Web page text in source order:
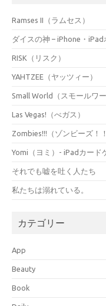
Ramses II（ラムセス）
ダイスの神 – iPhone・
RISK（リスク）
YAHTZEE（ヤッツィー）
Small World（スモールワー
Las Vegas!（べガス）
Zombies!!!（ゾンビーズ！
Yomi（ヨミ）- iPadカード
それでも嘘を吐く人たち
私たちは溺れている。
カテゴリー
App
Beauty
Book